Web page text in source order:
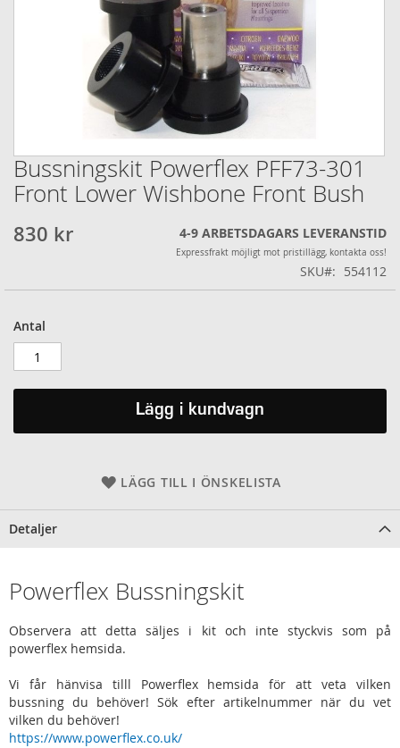
Bussningskit Powerflex PFF73-301
Front Lower Wishbone Front Bush
830 kr 4-9 ARBETSDAGARS LEVERANSTID
Expressfrakt möjligt mot pristillägg, kontakta oss!
SKU 554112
Antal
Lägg i kundvagn
LÄGG TILL I ÖNSKELISTA
Hoppa
till
början
bildgalleriet
Detaljer
Powerflex Bussningskit
Observera att detta säljes i kit och inte styckvis som på
powerflex hemsida.
Vi får hänvisa tilll Powerflex hemsida för att veta vilken
bussning du behöver! Sök efter artikelnummer när du vet
vilken du behöver!
https://www.powerflex.co.uk/